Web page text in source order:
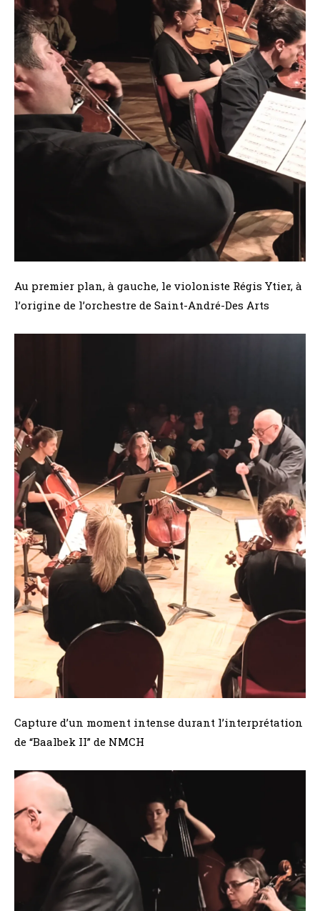
Au premier plan, à gauche, le violoniste Régis Ytier, à
l’origine de l’orchestre de Saint-André-Des Arts
Capture d’un moment intense durant l’interprétation
de “Baalbek II” de NMCH